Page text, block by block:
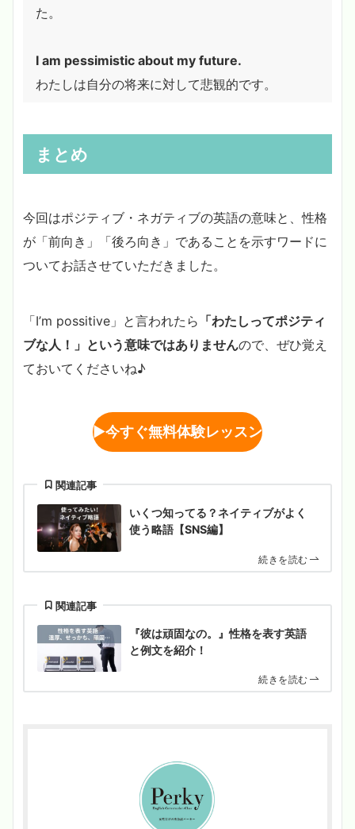
た。
I am pessimistic about my future.
わたしは自分の将来に対して悲観的です。
まとめ
今回はポジティブ・ネガティブの英語の意味と、性格
が「前向き」「後ろ向き」であることを示すワードに
ついてお話させていただきました。
「I’m possitive」と言われたら 「わたしってポジティ
ブな人！」という意味ではありませんので、ぜひ覚え
ておいてくださいね♪
▶︎今すぐ無料体験レッスン
関連記事
いくつ知ってる？ネイティブがよく
使う略語【SNS編】
続きを読む
関連記事
『彼は頑固なの。』性格を表す英語
と例文を紹介！
続きを読む